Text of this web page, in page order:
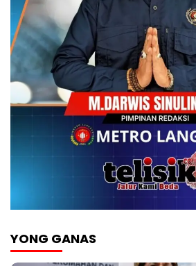
YONG GANAS